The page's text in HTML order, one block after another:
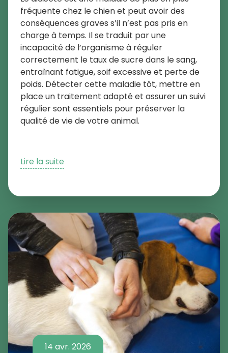
fréquente chez le chien et peut avoir des
conséquences graves s’il n’est pas pris en
charge à temps. Il se traduit par une
incapacité de l’organisme à réguler
correctement le taux de sucre dans le sang,
entraînant fatigue, soif excessive et perte de
poids. Détecter cette maladie tôt, mettre en
place un traitement adapté et assurer un suivi
régulier sont essentiels pour préserver la
qualité de vie de votre animal.
Lire la suite
14 avr. 2026